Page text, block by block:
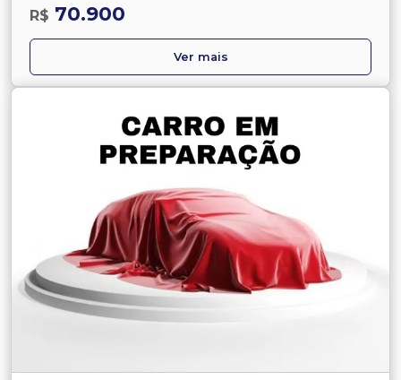
R$ 70.900
Ver mais